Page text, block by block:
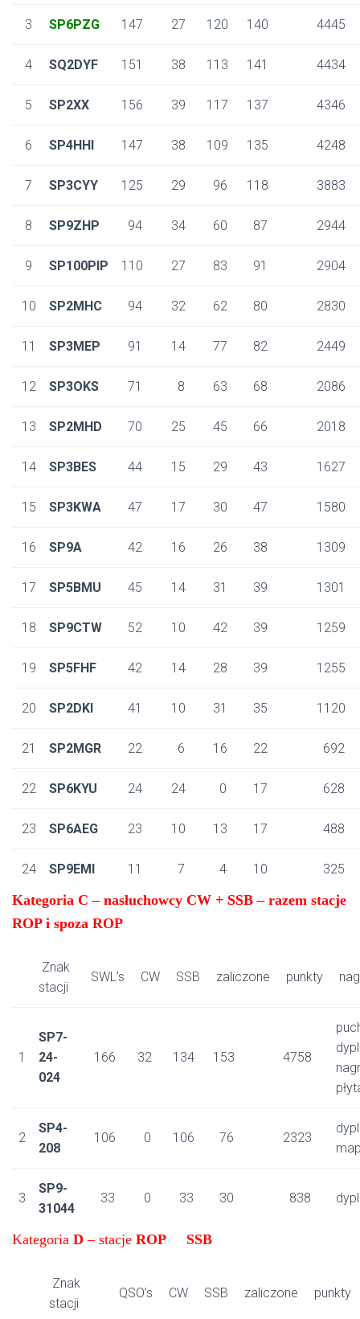
3 SP6PZG 147 27 120 140 4445
4 SQ2DYF 151 38 113 141 4434
5 SP2XX 156 39 117 137 4346
6 SP4HHI 147 38 109 135 4248
7 SP3CYY 125 29 96 118 3883
8 SP9ZHP 94 34 60 87 2944
9 SP100PIP 110 27 83 91 2904
10 SP2MHC 94 32 62 80 2830
11 SP3MEP 91 14 77 82 2449
12 SP3OKS 71 8 63 68 2086
13 SP2MHD 70 25 45 66 2018
14 SP3BES 44 15 29 43 1627
15 SP3KWA 47 17 30 47 1580
16 SP9A 42 16 26 38 1309
17 SP5BMU 45 14 31 39 1301
18 SP9CTW 52 10 42 39 1259
19 SP5FHF 42 14 28 39 1255
20 SP2DKI 41 10 31 35 1120
21 SP2MGR 22 6 16 22 692
22 SP6KYU 24 24 0 17 628
23 SP6AEG 23 10 13 17 488
24 SP9EMI 11 7 4 10 325
Kategoria C – nasłuchowcy CW + SSB – razem stacje
ROP i spoza ROP
Znak
stacji
SWL’s CW SSB zaliczone punkty
1
SP7-
24-
024
166 32 134 153 4758
2
SP4-
208
106 0 106 76 2323
3
SP9-
31044
33 0 33 30 838
Kategoria D – stacje ROP SSB
Znak
stacji
QSO’s CW SSB zaliczone punkty